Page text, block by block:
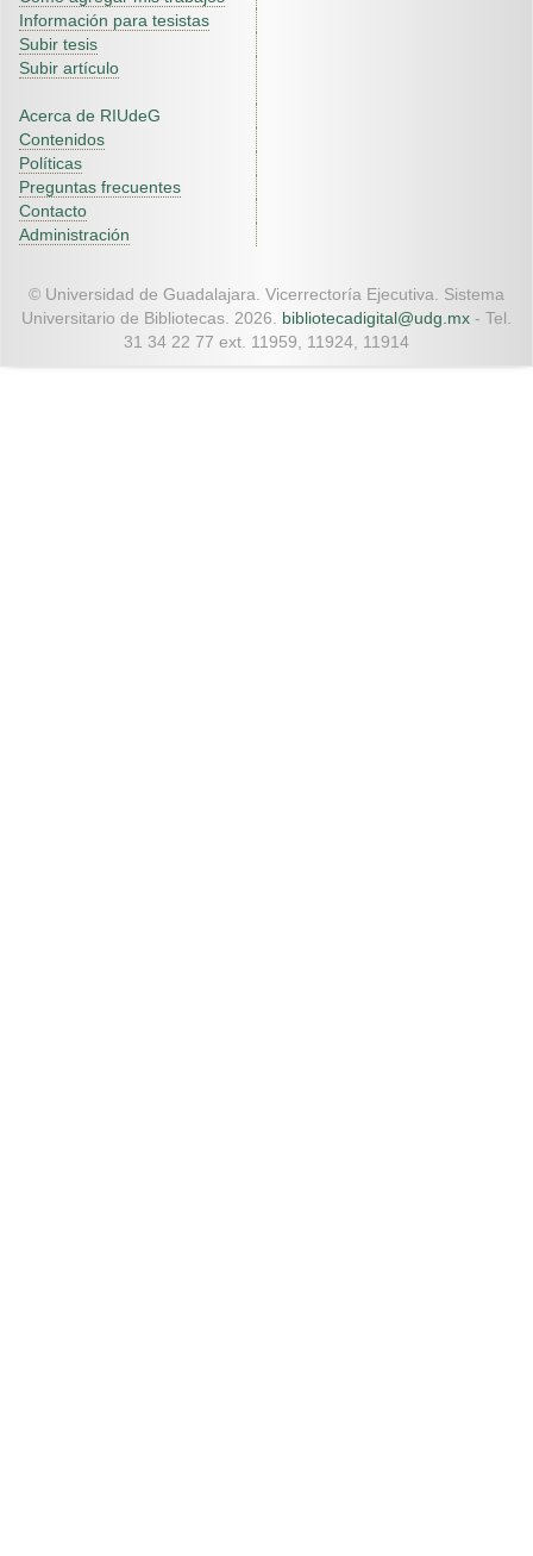
Información para tesistas
Subir tesis
Subir artículo
Acerca de RIUdeG
Contenidos
Políticas
Preguntas frecuentes
Contacto
Administración
© Universidad de Guadalajara. Vicerrectoría Ejecutiva. Sistema
Universitario de Bibliotecas. 2026. bibliotecadigital@udg.mx - Tel.
31 34 22 77 ext. 11959, 11924, 11914